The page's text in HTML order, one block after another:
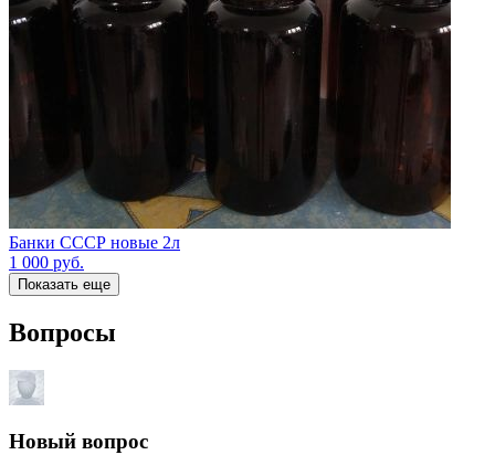
Банки СССР новые 2л
1 000 руб.
Показать еще
Вопросы
Новый вопрос